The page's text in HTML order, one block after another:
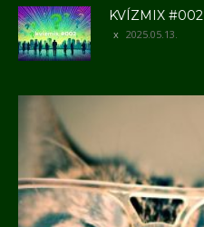
KVÍZMIX #002
2025.05.13.